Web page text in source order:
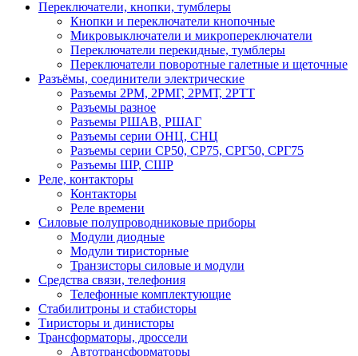
Переключатели, кнопки, тумблеры
Кнопки и переключатели кнопочные
Микровыключатели и микропереключатели
Переключатели перекидные, тумблеры
Переключатели поворотные галетные и щеточные
Разъёмы, соединители электрические
Разъемы 2РМ, 2РМГ, 2РМТ, 2РТТ
Разъемы разное
Разъемы РШАВ, РШАГ
Разъемы серии ОНЦ, СНЦ
Разъемы серии СР50, СР75, СРГ50, СРГ75
Разъемы ШР, СШР
Реле, контакторы
Контакторы
Реле времени
Силовые полупроводниковые приборы
Модули диодные
Модули тиристорные
Транзисторы силовые и модули
Средства связи, телефония
Телефонные комплектующие
Стабилитроны и стабисторы
Тиристоры и динисторы
Трансформаторы, дроссели
Автотрансформаторы